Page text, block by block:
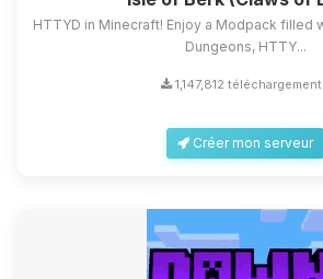
HTTYD in Minecraft! Enjoy a Modpack filled
Dungeons, HTTY...
1,147,812
Créer mon serveur